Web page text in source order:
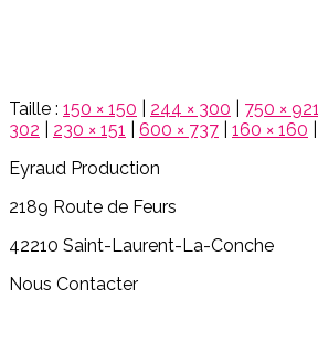
Taille : 150 × 150 244 × 300 750 × 921
302
230 × 151 600 × 737 160 × 160
Eyraud Production
2189 Route de Feurs
42210 Saint-Laurent-La-Conche
Nous Contacter